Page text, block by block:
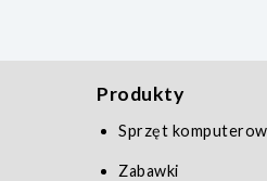
Produkty
Sprzęt
Zabawki